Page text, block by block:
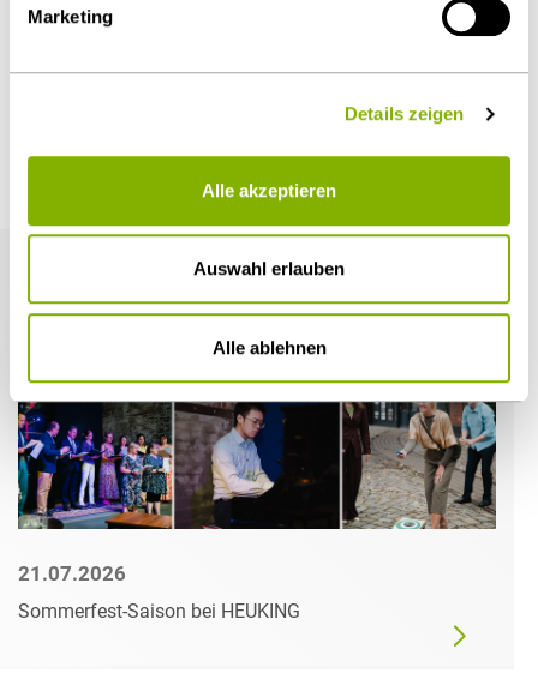
Marketing
Details zeigen
Alle akzeptieren
Auswahl erlauben
Alle ablehnen
Diesen Artikel teilen
Weitere Artikel
21.07.2026
Sommerfest-Saison bei HEUKING